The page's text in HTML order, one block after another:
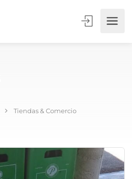
Tiendas & Comercio